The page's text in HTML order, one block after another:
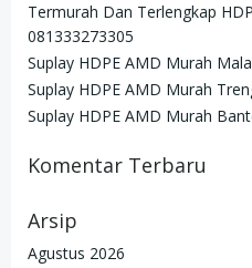
Termurah Dan Terlengkap
081333273305
Suplay HDPE AMD Murah
Suplay HDPE AMD Murah
Suplay HDPE AMD Murah
Komentar Terbaru
Arsip
Agustus 2026